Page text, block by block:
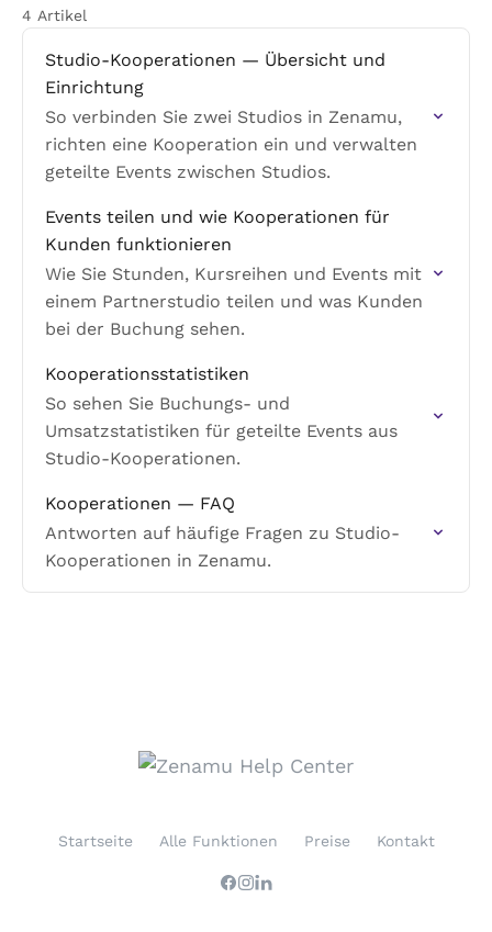
4 Artikel
Studio-Kooperationen — Übersicht und
Einrichtung
So verbinden Sie zwei Studios in Zenamu,
richten eine Kooperation ein und verwalten
geteilte Events zwischen Studios.
Events teilen und wie Kooperationen für
Kunden funktionieren
Wie Sie Stunden, Kursreihen und Events mit
einem Partnerstudio teilen und was Kunden
bei der Buchung sehen.
Kooperationsstatistiken
So sehen Sie Buchungs- und
Umsatzstatistiken für geteilte Events aus
Studio-Kooperationen.
Kooperationen — FAQ
Antworten auf häufige Fragen zu Studio-
Kooperationen in Zenamu.
Startseite Alle Funktionen Preise Kontakt